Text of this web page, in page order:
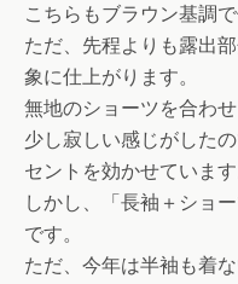
こちらもブラウン基調
ただ、先程よりも露出
象に仕上がります。
無地のショーツを合わせ
少し寂しい感じがした
セントを効かせています
しかし、「長袖＋ショ
です。
ただ、今年は半袖も着